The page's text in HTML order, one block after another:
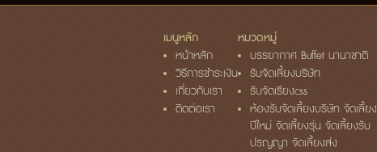
เมนูหลัก
หน้าหลัก
วิธีการชำระเงิน
เกี่ยวกับเรา
ติดต่อเรา
หมวดหมู่
บรรยากาศ Buffet นานาชาติ
รับจัดเลี้ยงบริษัท
รับจัดเรียงcss
ห้องรับจัดเลี้ยงบริษัท จัดเลี้ยง
ปีใหม่ จัดเลี้ยงรุ่น จัดเลี้ยงรับ
ปรญญา จัดเลี้ยงส่ง